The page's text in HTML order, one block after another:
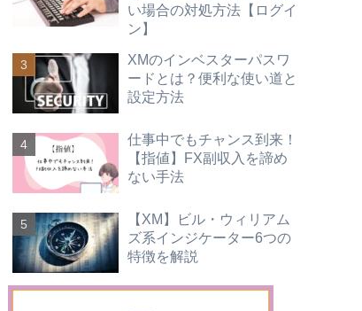
い場合の対処方法【ログイ
ン】
XMのインベスターパスワ
ードとは？便利な使い道と
設定方法
仕事中でもチャンス到来！
【指値】FX副収入を諦め
ない手法
【XM】ビル・ウィリアム
ズ系インジケーター6つの
特徴を解説